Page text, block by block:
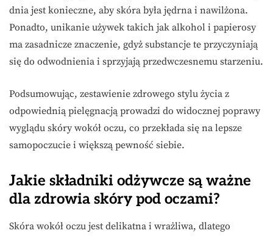
dnia jest konieczne, aby skóra była jędrna i nawilżona.
Ponadto, unikanie używek takich jak alkohol i papierosy
ma zasadnicze znaczenie, gdyż substancje te przyczyniają
się do odwodnienia i sprzyjają przedwczesnemu starzeniu.
Podsumowując, zestawienie zdrowego stylu życia z
odpowiednią pielęgnacją prowadzi do widocznej poprawy
wyglądu skóry wokół oczu, co przekłada się na lepsze
samopoczucie i większą pewność siebie.
Jakie składniki odżywcze są ważne
dla zdrowia skóry pod oczami?
Skóra wokół oczu jest delikatna i wrażliwa, dlatego